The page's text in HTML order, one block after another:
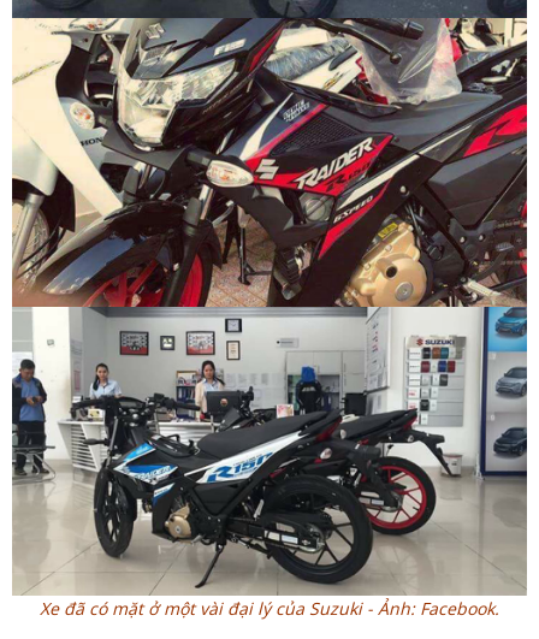
Xe đã có mặt ở một vài đại lý của Suzuki - Ảnh: Facebook.